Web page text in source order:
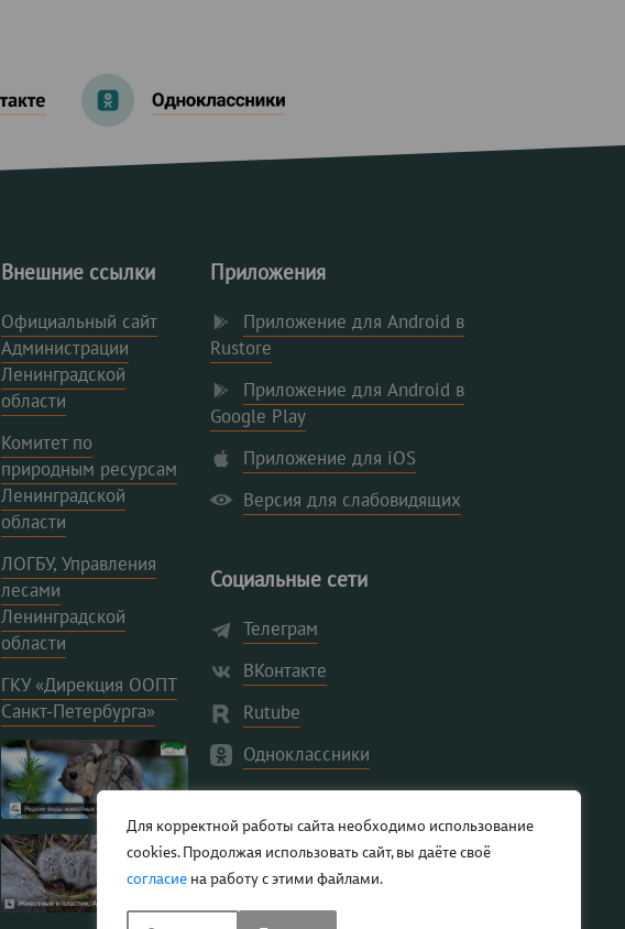
Внешние ссылки
Официальный сайт
Администрации
Ленинградской
области
Комитет по
природным ресурсам
Ленинградской
области
ЛОГБУ, Управления
лесами
Ленинградской
области
ГКУ «Дирекция ООПТ
Санкт-Петербурга»
Приложения
Приложение для Android в
Rustore
Приложение для Android в
Google Play
Приложение для iOS
Версия для слабовидящих
Социальные сети
Телеграм
ВКонтакте
Rutube
Одноклассники
Для корректной работы сайта необходимо использование
cookies. Продолжая использовать сайт, вы даёте своё
согласие на работу с этими файлами.